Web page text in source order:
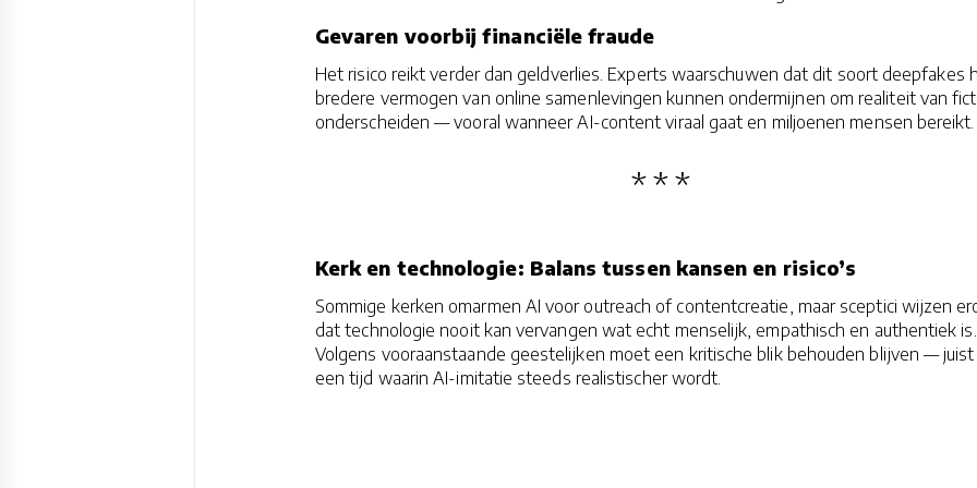
Gevaren voorbij financiële fraude
Het risico reikt verder dan geldverlies. Experts waarschuwen dat dit soort deepfakes
bredere vermogen van online samenlevingen kunnen ondermijnen om realiteit van
onderscheiden — vooral wanneer AI-content viraal gaat en miljoenen mensen bereikt.
Kerk en technologie: Balans tussen kansen en risico’s
Sommige kerken omarmen AI voor outreach of contentcreatie, maar sceptici wijzen
dat technologie nooit kan vervangen wat echt menselijk, empathisch en authentiek is.
Volgens vooraanstaande geestelijken moet een kritische blik behouden blijven — juist
een tijd waarin AI-imitatie steeds realistischer wordt.